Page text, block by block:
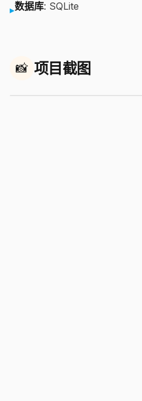
▸数据库: SQLite
📸 项目截图